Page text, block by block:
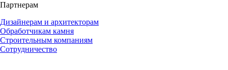
Партнерам
Дизайнерам и архитекторам
Обработчикам камня
Строительным компаниям
Сотрудничество